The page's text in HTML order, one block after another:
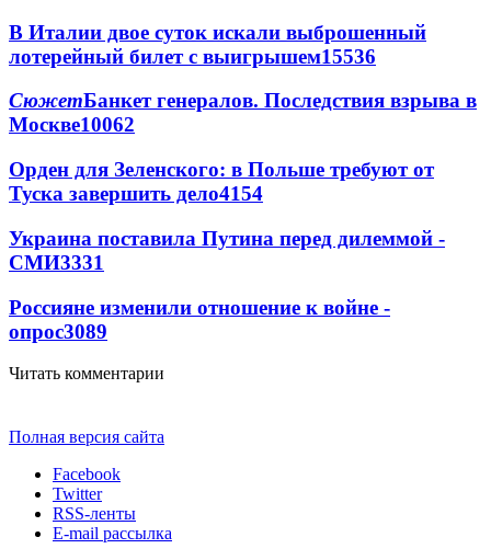
В Италии двое суток искали выброшенный
лотерейный билет с выигрышем15536
СюжетБанкет генералов. Последствия взрыва в
Москве10062
Орден для Зеленского: в Польше требуют от
Туска завершить дело4154
Украина поставила Путина перед дилеммой -
СМИ3331
Россияне изменили отношение к войне -
опрос3089
Читать комментарии
Полная версия сайта
Facebook
Twitter
RSS-ленты
E-mail рассылка